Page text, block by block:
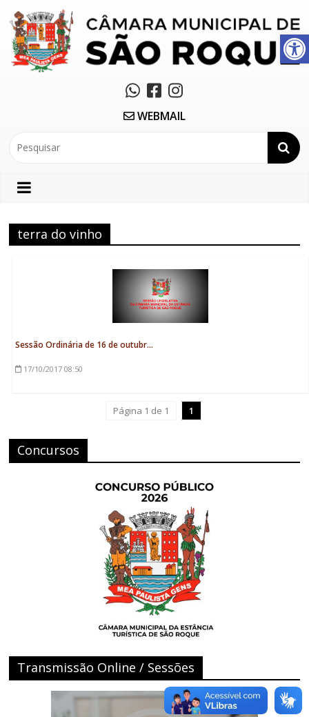
Abrir a barra de ferramentas
WEBMAIL
terra do vinho
Sessão Ordinária de 16 de outubr...
17/10/2017 08:50
Página 1 de 1 1
Concursos
Transmissão Online / Sessões